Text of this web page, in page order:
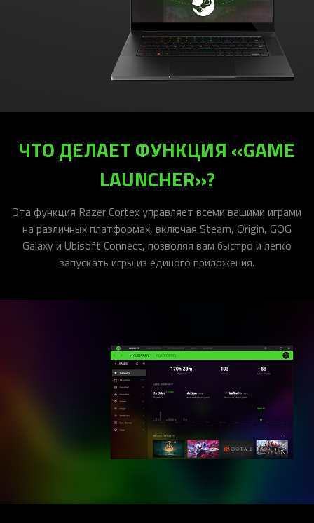
ЧТО ДЕЛАЕТ ФУНКЦИЯ «GAME
LAUNCHER»?
Эта функция Razer Cortex управляет всеми вашими играми
на различных платформах, включая Steam, Origin, GOG
Galaxy и Ubisoft Connect, позволяя вам быстро и легко
запускать игры из единого приложения.